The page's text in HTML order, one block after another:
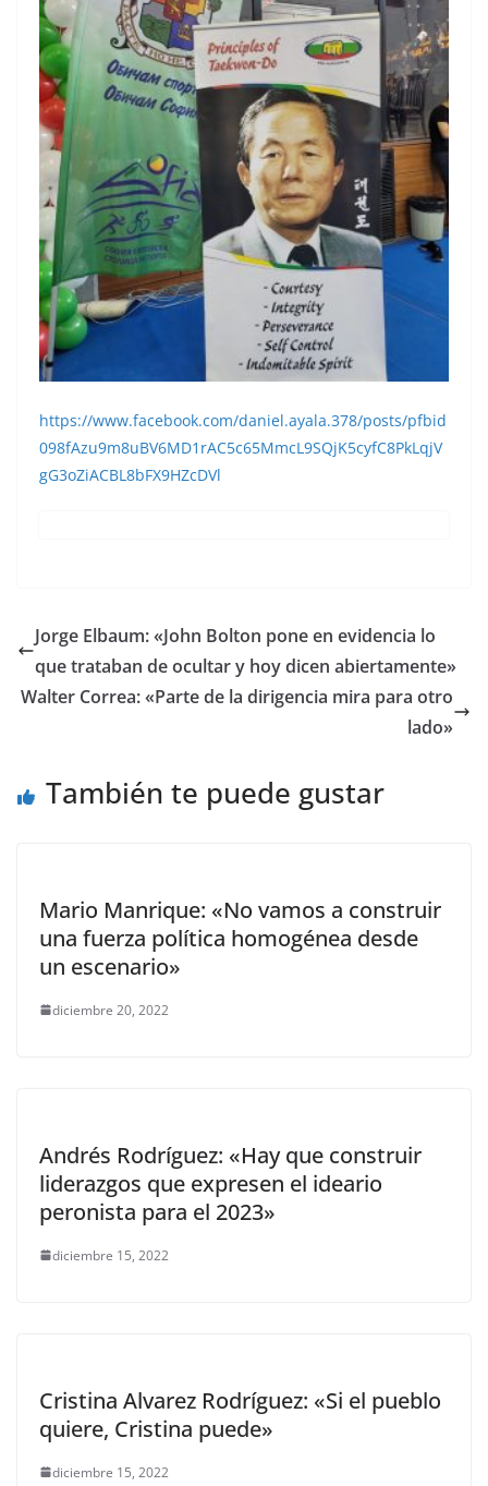
https://www.facebook.com/daniel.ayala.378/posts/pfbid
098fAzu9m8uBV6MD1rAC5c65MmcL9SQjK5cyfC8PkLqjV
gG3oZiACBL8bFX9HZcDVl
Jorge Elbaum: «John Bolton pone en evidencia lo
que trataban de ocultar y hoy dicen abiertamente»
Walter Correa: «Parte de la dirigencia mira para otro
lado»
También te puede gustar
Mario Manrique: «No vamos a construir
una fuerza política homogénea desde
un escenario»
diciembre 20, 2022
Andrés Rodríguez: «Hay que construir
liderazgos que expresen el ideario
peronista para el 2023»
diciembre 15, 2022
Cristina Alvarez Rodríguez: «Si el pueblo
quiere, Cristina puede»
diciembre 15, 2022